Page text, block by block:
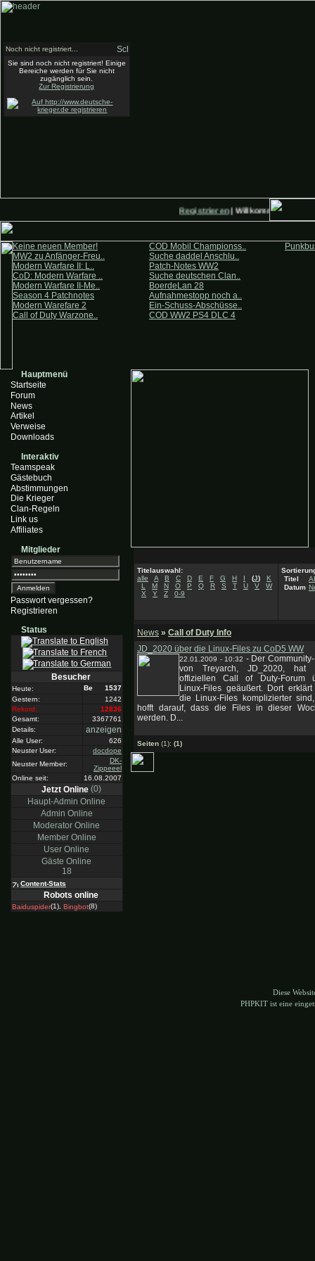
Registrieren| Willkommen auf
Keine neuen Member!
MW2 zu Anfänger-Freu..
Modern Warfare II: L..
CoD: Modern Warfare ..
Modern Warfare II-Me..
Season 4 Patchnotes
Modern Warefare 2
Call of Duty Warzone..
COD Mobil Championss..
Suche daddel Anschlu..
Patch-Notes WW2
Suche deutschen Clan..
BoerdeLan 28
Aufnahmestopp noch a..
Ein-Schuss-Abschüsse..
COD WW2 PS4 DLC 4
Hauptmenü
Startseite
Forum
News
Artikel
Verweise
Downloads
Interaktiv
Teamspeak
Gästebuch
Abstimmungen
Die Krieger
Clan-Regeln
Link us
Affiliates
Mitglieder
Passwort vergessen?
Registrieren
Status
Besucher
Heute:
1537
Gestern:
1242
Rekord:
12836
Gesamt:
3367761
Details:
anzeigen
Alle User:
626
Neuster User:
docdope
Neuster Member:
DK-
Zippeeel
Online seit:
16.08.2007
Jetzt Online (0)
Haupt-Admin Online
Admin Online
Moderator Online
Member Online
User Online
Gäste Online
18
Content-Stats
Robots online
Baiduspider(1), Bingbot(8)
Titelauswahl:
alle
A B C D E F G H I (J)
K
L
M N O P Q R S T U V
W
X
Y Z 0-9
Titel
Datum
News » Call of Duty Info
JD_2020 über die Linux-Files zu CoD5 WW
22.01.2009 - 10:32 - Der
von Treyarch, JD_2020, hat
offiziellen Call of Duty-Forum
Linux-Files geäußert. Dort
die Linux-Files komplizierter
hofft darauf, dass die Files in dieser
werden. D...
Seiten (1): (1)
Noch nicht registriert...
Sie sind noch nicht registriert! Einige
Bereiche werden für Sie nicht
zugänglich sein.
Zur Registrierung
Diese
PHPKIT ist eine